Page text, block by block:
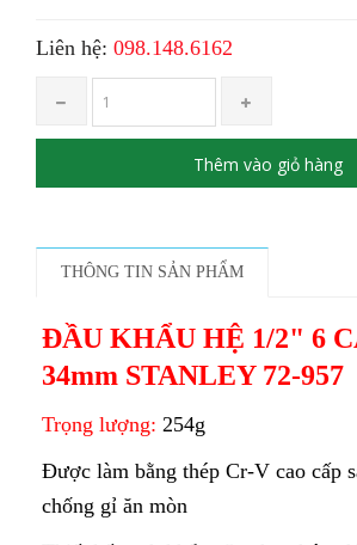
Liên hệ: 098.148.6162
Thêm vào giỏ hàng
THÔNG TIN SẢN PHẨM
ĐẦU KHẨU HỆ 1/2" 6
34mm STANLEY 72-957
Trọng lượng: 254g
Được làm bằng thép Cr-V cao cấp
chống gỉ ăn mòn